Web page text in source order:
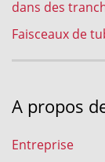
dans des
Faisceaux de
A propos
Entreprise